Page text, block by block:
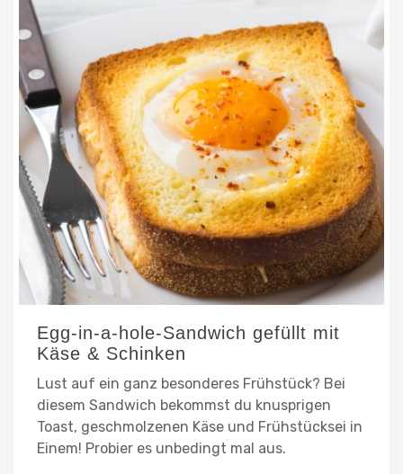
Egg-in-a-hole-Sandwich gefüllt mit
Käse & Schinken
Lust auf ein ganz besonderes Frühstück? Bei
diesem Sandwich bekommst du knusprigen
Toast, geschmolzenen Käse und Frühstücksei in
Einem! Probier es unbedingt mal aus.